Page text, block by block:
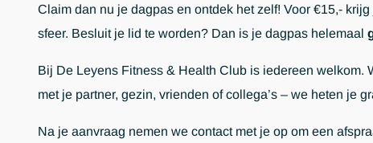
Claim dan nu je dagpas en ontdek het zelf! Voor €15,-
sfeer. Besluit je lid te worden? Dan is je dagpas helemaal
Bij De Leyens Fitness & Health Club is iedereen welkom.
met je partner, gezin, vrienden of collega’s – we heten je
Na je aanvraag nemen we contact met je op om een